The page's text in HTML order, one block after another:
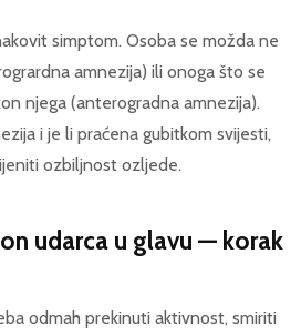
simptom. Osoba se možda ne
amnezija) ili onoga što se
njega (anterogradna amnezija).
i je li praćena gubitkom svijesti,
ozbiljnost ozljede.
udarca u glavu — korak
odmah prekinuti aktivnost, smiriti